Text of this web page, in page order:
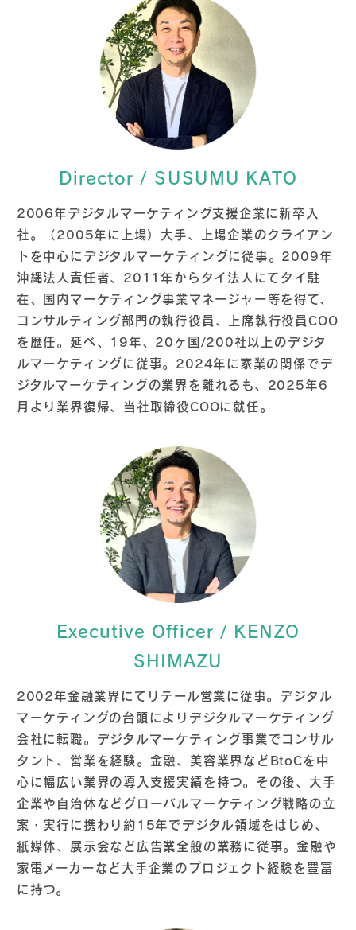
Director / SUSUMU KATO
2006年デジタルマーケティング支援企業に新卒入
社。（2005年に上場）大手、上場企業のクライアン
トを中心にデジタルマーケティングに従事。2009年
沖縄法人責任者、2011年からタイ法人にてタイ駐
在、国内マーケティング事業マネージャー等を得て、
コンサルティング部門の執行役員、上席執行役員COO
を歴任。延べ、19年、20ヶ国/200社以上のデジタ
ルマーケティングに従事。2024年に家業の関係でデ
ジタルマーケティングの業界を離れるも、2025年6
月より業界復帰、当社取締役COOに就任。
Executive Officer / KENZO
SHIMAZU
2002年金融業界にてリテール営業に従事。デジタル
マーケティングの台頭によりデジタルマーケティング
会社に転職。デジタルマーケティング事業でコンサル
タント、営業を経験。金融、美容業界などBtoCを中
心に幅広い業界の導入支援実績を持つ。その後、大手
企業や自治体などグローバルマーケティング戦略の立
案・実行に携わり約15年でデジタル領域をはじめ、
紙媒体、展示会など広告業全般の業務に従事。金融や
家電メーカーなど大手企業のプロジェクト経験を豊富
に持つ。